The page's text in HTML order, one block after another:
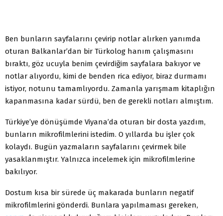
Ben bunların sayfalarını çevirip notlar alırken yanımda
oturan Balkanlar’dan bir Türkolog hanım çalışmasını
bıraktı, göz ucuyla benim çevirdiğim sayfalara bakıyor ve
notlar alıyordu, kimi de benden rica ediyor, biraz durmamı
istiyor, notunu tamamlıyordu. Zamanla yarışmam kitaplığın
kapanmasına kadar sürdü, ben de gerekli notları almıştım.
Türkiye’ye dönüşümde Viyana’da oturan bir dosta yazdım,
bunların mikrofilmlerini istedim. O yıllarda bu işler çok
kolaydı. Bugün yazmaların sayfalarını çevirmek bile
yasaklanmıştır. Yalnızca incelemek için mikrofilmlerine
bakılıyor.
Dostum kısa bir sürede üç makarada bunların negatif
mikrofilmlerini gönderdi. Bunlara yapılmaması gereken,